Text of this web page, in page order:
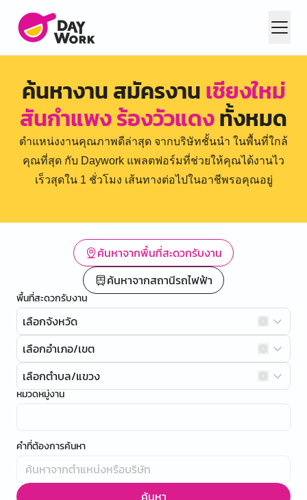
ค้นหางาน สมัครงานเชียงใหม่
สันกำแพง ร้องวัวแดงทั้งหมด
ตำแหน่งงานคุณภาพดีล่าสุด จากบริษัทชั้นนำ ในพื้นที่ใกล้
คุณที่สุด กับ Daywork แพลตฟอร์มที่ช่วยให้คุณได้งานไว
เร็วสุดใน 1 ชั่วโมง เส้นทางต่อไปในอาชีพรอคุณอยู่
ค้นหาจากพื้นที่สะดวกรับงาน
ค้นหาจากสถานีรถไฟฟ้า
พื้นที่สะดวกรับงาน
เลือกจังหวัด
เลือกอำเภอ/เขต
เลือกตำบล/แขวง
หมวดหมู่งาน
คำที่ต้องการค้นหา
ค้นหา